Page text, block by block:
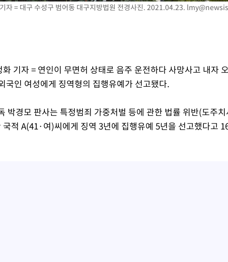
규제…파생제품 15% 관세, 120일 후 발
지 행정명령 서명
자 = 대구 수성구 범어동 대구지방법원 전경사진. 2021.04.23.
기자 = 연인이 무면허 상태로 음주 운전하다 사망사고 내자
국인 여성에게 징역형의 집행유예가 선고됐다.
박경모 판사는 특정범죄 가중처벌 등에 관한 법률 위반(도주
적 A(41·여)씨에게 징역 3년에 집행유예 5년을 선고했다고